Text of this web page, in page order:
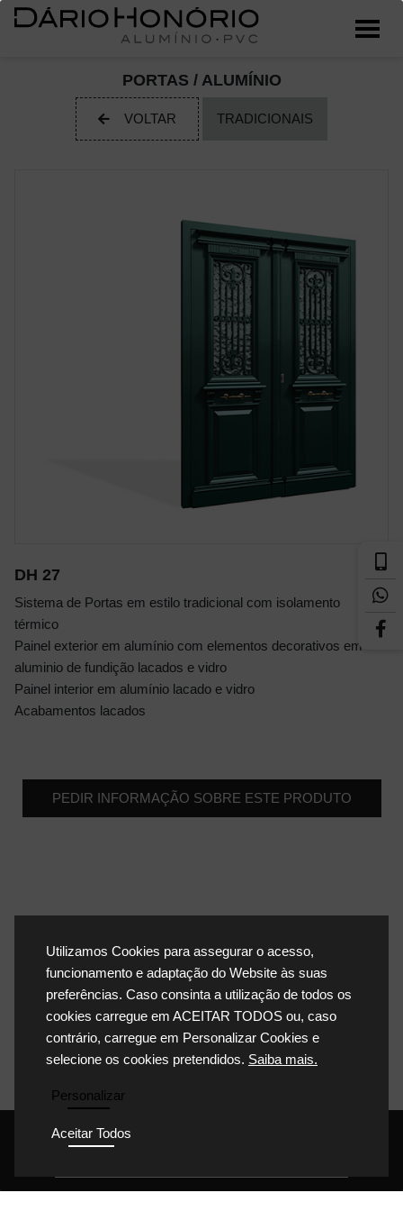
PORTAS / ALUMÍNIO
VOLTAR TRADICIONAIS
DH 27
Sistema de Portas em estilo tradicional com isolamento
térmico
Painel exterior em alumínio com elementos decorativos em
aluminio de fundição lacados e vidro
Painel interior em alumínio lacado e vidro
Acabamentos lacados
PEDIR INFORMAÇÃO SOBRE ESTE PRODUTO
Utilizamos Cookies para assegurar o acesso,
funcionamento e adaptação do Website às suas
preferências. Caso consinta a utilização de todos os
cookies carregue em ACEITAR TODOS ou, caso
contrário, carregue em Personalizar Cookies e
selecione os cookies pretendidos. Saiba mais.
Personalizar
Aceitar Todos